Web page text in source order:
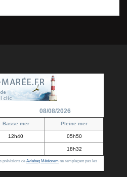
08/08/2026
Basse mer Pleine mer
12h40 05h50
18h32
prévisions de Aviabag Météorem ne remplaçant pas les